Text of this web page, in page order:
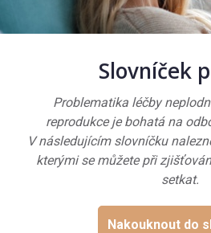
Slovníček
Problematika léčby
reprodukce je bohatá na
V následujícím slovníčku
kterými se můžete při
setkat.
Nakouknout do